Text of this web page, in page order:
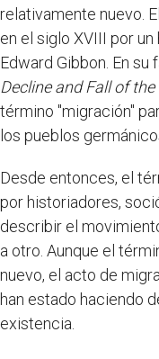
relativamente nuevo.
en el siglo XVIII por
Edward Gibbon. En su
Decline and Fall of
término "migración"
los pueblos
Desde entonces, el
por historiadores,
describir el
a otro. Aunque el
nuevo, el acto de
han estado haciendo
existencia.